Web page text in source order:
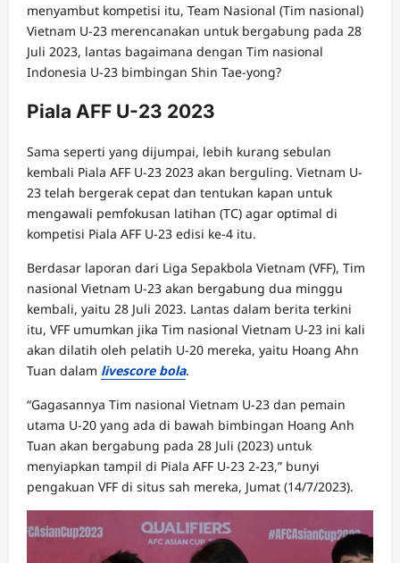
menyambut kompetisi itu, Team Nasional (Tim nasional)
Vietnam U-23 merencanakan untuk bergabung pada 28
Juli 2023, lantas bagaimana dengan Tim nasional
Indonesia U-23 bimbingan Shin Tae-yong?
Piala AFF U-23 2023
Sama seperti yang dijumpai, lebih kurang sebulan
kembali Piala AFF U-23 2023 akan berguling. Vietnam U-
23 telah bergerak cepat dan tentukan kapan untuk
mengawali pemfokusan latihan (TC) agar optimal di
kompetisi Piala AFF U-23 edisi ke-4 itu.
Berdasar laporan dari Liga Sepakbola Vietnam (VFF), Tim
nasional Vietnam U-23 akan bergabung dua minggu
kembali, yaitu 28 Juli 2023. Lantas dalam berita terkini
itu, VFF umumkan jika Tim nasional Vietnam U-23 ini kali
akan dilatih oleh pelatih U-20 mereka, yaitu Hoang Ahn
Tuan dalam livescore bola.
“Gagasannya Tim nasional Vietnam U-23 dan pemain
utama U-20 yang ada di bawah bimbingan Hoang Anh
Tuan akan bergabung pada 28 Juli (2023) untuk
menyiapkan tampil di Piala AFF U-23 2-23,” bunyi
pengakuan VFF di situs sah mereka, Jumat (14/7/2023).